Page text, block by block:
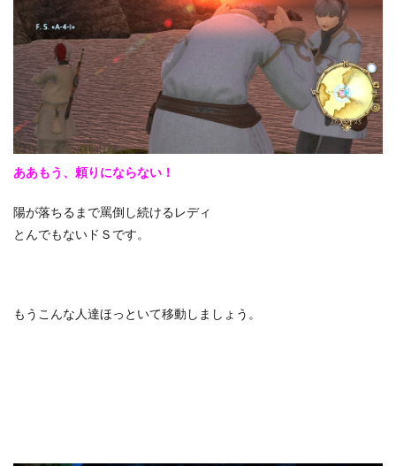
ああもう、頼りにならない！
陽が落ちるまで罵倒し続けるレディ
とんでもないドＳです。
もうこんな人達ほっといて移動しましょう。